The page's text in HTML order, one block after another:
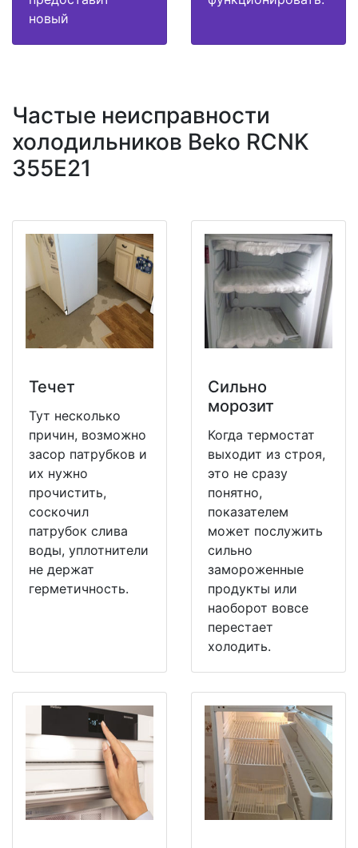
новый
Частые неисправности
холодильников Beko RCNK
355E21
Течет
Тут несколько
причин, возможно
засор патрубков и
их нужно
прочистить,
соскочил
патрубок слива
воды, уплотнители
не держат
герметичность.
Сильно
морозит
Когда термостат
выходит из строя,
это не сразу
понятно,
показателем
может послужить
сильно
замороженные
продукты или
наоборот вовсе
перестает
холодить.